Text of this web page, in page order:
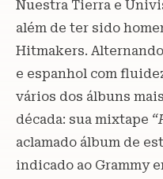
Nuestra Tierra e
além de ter sido
Hitmakers.
e espanhol com
vários dos álbuns
década: sua mixtape
aclamado álbum de
indicado ao Grammy